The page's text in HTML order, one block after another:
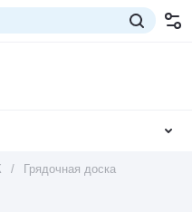
/ Грядочная доска